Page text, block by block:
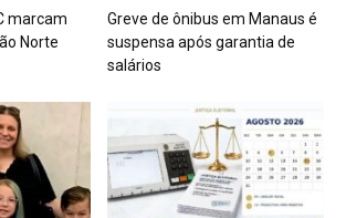
marcam
Norte
Greve de ônibus em Manaus é
suspensa após garantia de
salários